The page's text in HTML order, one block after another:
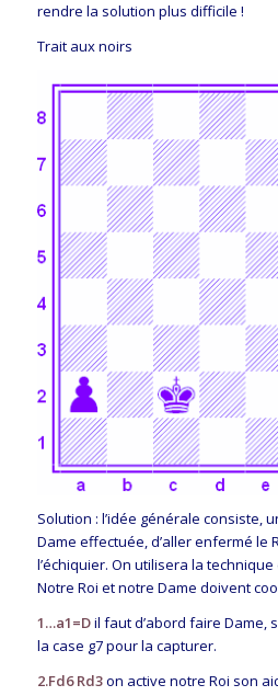
rendre la solution plus difficile !
Trait aux noirs
Solution : l’idée générale consiste,
Dame effectuée, d’aller enfermé le
l’échiquier. On utilisera la
Notre Roi et notre Dame doivent
1…a1=Dil faut d’abord faire Dame,
la case g7 pour la capturer.
2.Fd6 Rd3on active notre Roi son